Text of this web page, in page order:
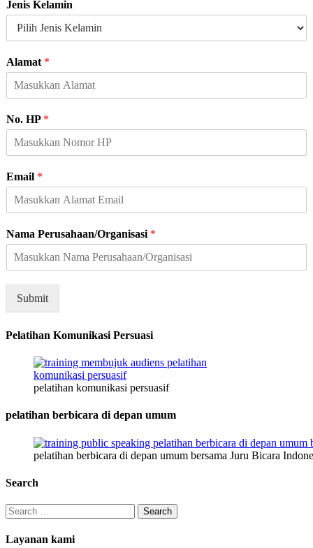
e
i
N
m
N
Jenis Kelamin
Alamat *
No. HP *
Email *
Nama Perusahaan/Organisasi *
Submit
Pelatihan Komunikasi Persuasi
pelatihan komunikasi persuasif
pelatihan berbicara di depan umum
pelatihan berbicara di depan umum bersama Juru Bicara
Search
Search
for:
Layanan kami